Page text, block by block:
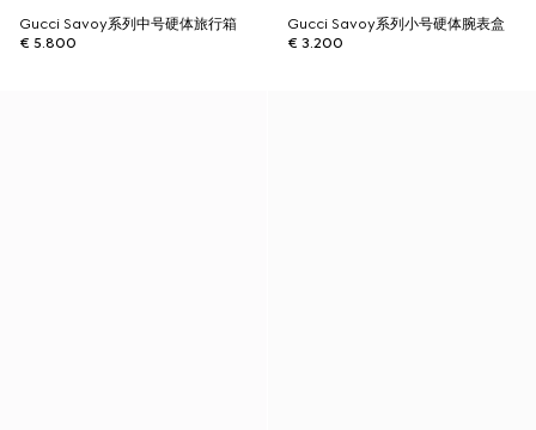
Gucci Savoy系列中号硬体旅行箱
€ 5.800
Gucci Savoy系列小号硬体腕表盒
€ 3.200